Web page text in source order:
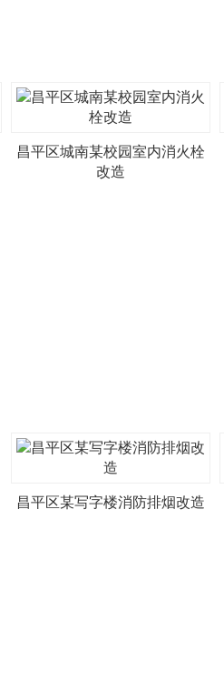
昌平区城南某校园室内消火栓
改造
昌平区某写字楼消防排烟改造